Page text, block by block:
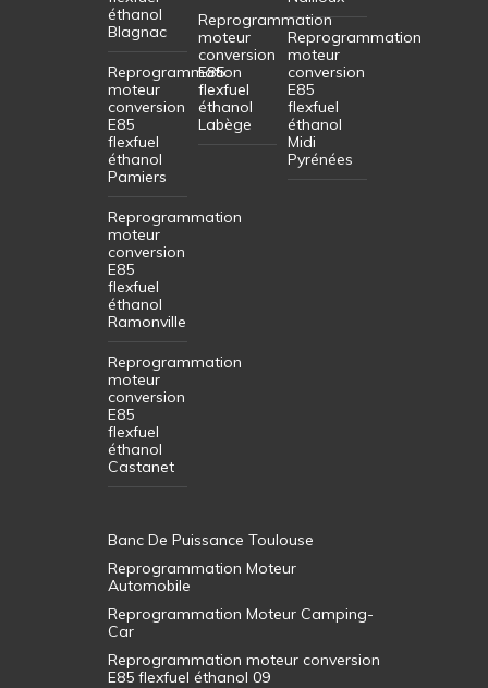
éthanol
Blagnac
Reprogrammation
moteur
conversion
E85
flexfuel
éthanol
Pamiers
Reprogrammation
moteur
conversion
E85
flexfuel
éthanol
Ramonville
Reprogrammation
moteur
conversion
E85
flexfuel
éthanol
Castanet
Reprogrammation
moteur
conversion
E85
flexfuel
éthanol
Labège
Reprogrammation
moteur
conversion
E85
flexfuel
éthanol
Midi
Pyrénées
Banc De Puissance Toulouse
Reprogrammation Moteur
Automobile
Reprogrammation Moteur Camping-
Car
Reprogrammation moteur conversion
E85 flexfuel éthanol 09